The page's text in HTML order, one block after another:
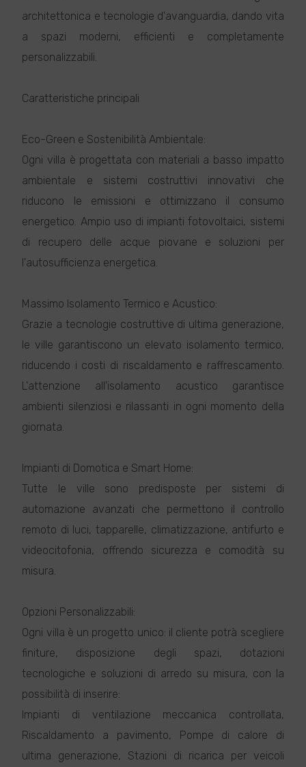
architettonica e tecnologie d'avanguardia, dando vita
a spazi moderni, efficienti e completamente
personalizzabili.
Caratteristiche principali
Eco-Green e Sostenibilità Ambientale:
Ogni villa è progettata con materiali a basso impatto
ambientale e sistemi costruttivi innovativi che
riducono le emissioni e ottimizzano il consumo
energetico. Ampio uso di impianti fotovoltaici, sistemi
di recupero delle acque piovane e soluzioni per
l'autosufficienza energetica.
Massimo Isolamento Termico e Acustico:
Grazie a tecnologie costruttive di ultima generazione,
le ville garantiscono un elevato isolamento termico,
riducendo i costi di riscaldamento e raffrescamento.
L'attenzione all'isolamento acustico garantisce
ambienti silenziosi e rilassanti in ogni momento della
giornata.
Impianti di Domotica e Smart Home:
Tutte le ville sono predisposte per sistemi di
automazione avanzati che permettono il controllo
remoto di luci, tapparelle, climatizzazione, antifurto e
videocitofonia, offrendo sicurezza e comodità su
misura.
Opzioni Personalizzabili:
Ogni villa è un progetto unico: il cliente potrà scegliere
finiture, disposizione degli spazi, dotazioni
tecnologiche e soluzioni di arredo su misura, con la
possibilità di inserire:
Impianti di ventilazione meccanica controllata,
Riscaldamento a pavimento, Pompe di calore di
ultima generazione, Stazioni di ricarica per veicoli